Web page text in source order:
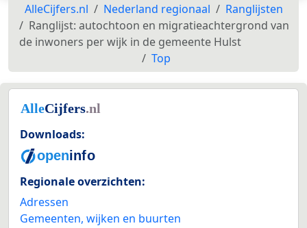
AlleCijfers.nl Nederland regionaal
Ranglijsten
Ranglijst: autochtoon en migratieachtergrond van
de inwoners per wijk in de gemeente Hulst
Top
Downloads:
Regionale overzichten:
Adressen
Gemeenten, wijken en buurten